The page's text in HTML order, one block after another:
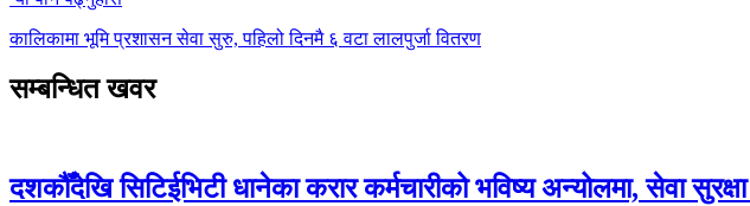
कालिकामा भूमि प्रशासन सेवा सुरु, पहिलो दिनमै ६ वटा लालपुर्जा वितरण
सम्बन्धित खवर
दशकौँदेखि सिटिईभिटी धानेका करार कर्मचारीको भविष्य अन्योलमा, सेवा